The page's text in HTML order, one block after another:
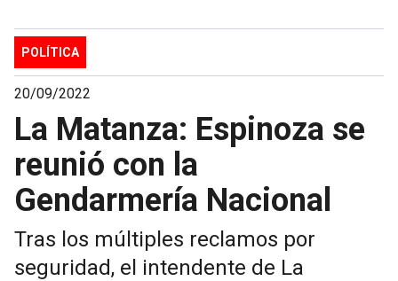
POLÍTICA
20/09/2022
La Matanza: Espinoza se
reunió con la
Gendarmería Nacional
Tras los múltiples reclamos por
seguridad, el intendente de La